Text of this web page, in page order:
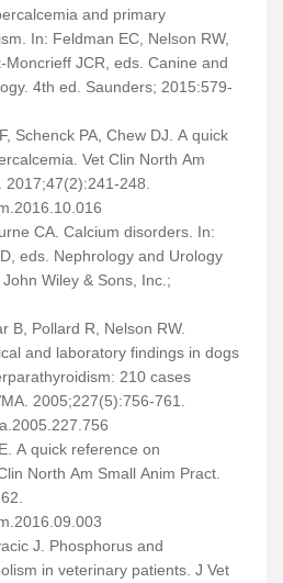
and primary
In: Feldman EC, Nelson RW,
Moncrieff JCR, eds. Canine and
4th ed. Saunders; 2015:579-
Schenck PA, Chew DJ. A quick
Vet Clin North Am
2017;47(2):241-248.
CA. Calcium disorders. In:
eds. Nephrology and Urology
Wiley & Sons, Inc.;
B, Pollard R, Nelson RW.
and laboratory findings in dogs
210 cases
2005;227(5):756-761.
A quick reference on
North Am Small Anim Pract.
J. Phosphorus and
in veterinary patients. J Vet